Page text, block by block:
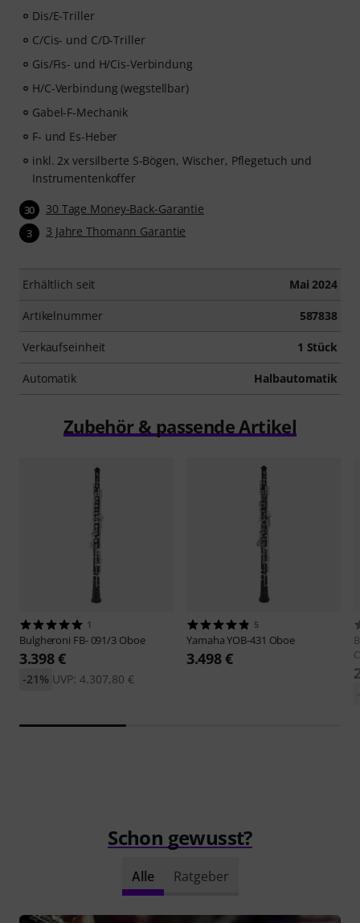
Dis/E-Triller
C/Cis- und C/D-Triller
Gis/Fis- und H/Cis-Verbindung
H/C-Verbindung (wegstellbar)
Gabel-F-Mechanik
F- und Es-Heber
inkl. 2x versilberte S-Bögen, Wischer, Pflegetuch und
Instrumentenkoffer
30 30 Tage Money-Back-Garantie
3 3 Jahre Thomann Garantie
Erhältlich seit Mai 2024
Artikelnummer 587838
Verkaufseinheit 1 Stück
Automatik Halbautomatik
Zubehör & passende Artikel
1
Bulgheroni FB- 091/3 Oboe
3.398 €
UVP: 4.307,80 €
-21%
5
YamahaYOB-431 Oboe
3.498 €
Schon gewusst?
Alle Ratgeber